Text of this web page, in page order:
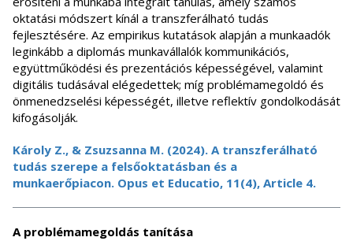
oktatási módszert kínál a transzferálható tudás
fejlesztésére. Az empirikus kutatások alapján a munkaadók
leginkább a diplomás munkavállalók kommunikációs,
együttműködési és prezentációs képességével, valamint
digitális tudásával elégedettek; míg problémamegoldó és
önmenedzselési képességét, illetve reflektív gondolkodását
kifogásolják.
Károly Z., & Zsuzsanna M. (2024). A transzferálható
tudás szerepe a felsőoktatásban és a
munkaerőpiacon. Opus et Educatio, 11(4), Article 4.
A problémamegoldás tanítása